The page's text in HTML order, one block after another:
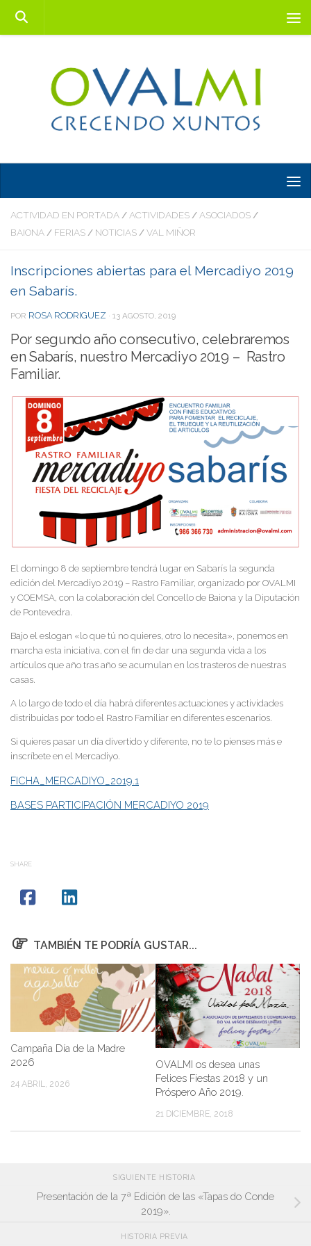
Saltar al contenido
ACTIVIDAD EN PORTADA / ACTIVIDADES / ASOCIADOS /
BAIONA / FERIAS / NOTICIAS / VAL MIÑOR
Inscripciones abiertas para el Mercadiyo 2019
en Sabarís.
POR ROSA RODRIGUEZ · 13 AGOSTO, 2019
Por segundo año consecutivo, celebraremos
en Sabarís, nuestro Mercadiyo 2019 – Rastro
Familiar.
El domingo 8 de septiembre tendrá lugar en Sabarís la segunda
edición del Mercadiyo 2019 – Rastro Familiar, organizado por OVALMI
y COEMSA, con la colaboración del Concello de Baiona y la Diputación
de Pontevedra.
Bajo el eslogan «lo que tú no quieres, otro lo necesita», ponemos en
marcha esta iniciativa, con el fin de dar una segunda vida a los
artículos que año tras año se acumulan en los trasteros de nuestras
casas.
A lo largo de todo el día habrá diferentes actuaciones y actividades
distribuidas por todo el Rastro Familiar en diferentes escenarios.
Si quieres pasar un día divertido y diferente, no te lo pienses más e
inscríbete en el Mercadiyo.
FICHA_MERCADIYO_2019.1
BASES PARTICIPACIÓN MERCADIYO 2019
SHARE
TAMBIÉN TE PODRÍA GUSTAR...
Campaña Día de la Madre
2026
24 ABRIL, 2026
OVALMI os desea unas
Felices Fiestas 2018 y un
Próspero Año 2019.
21 DICIEMBRE, 2018
SIGUIENTE HISTORIA
Presentación de la 7ª Edición de las «Tapas do Conde
2019».
HISTORIA PREVIA